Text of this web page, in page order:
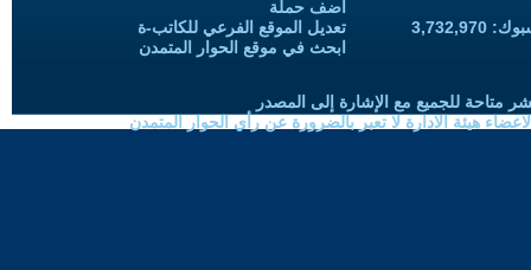
أضف حملة
تعديل الموقع الفرعي للكاتب-ة
ابحث في موقع الحوار المتمدن
متاحة للجميع مع الإشارة إلى المصدر
هيئة الادارة لا تعبر بالضرورة عن رأي الحوار المتمدن